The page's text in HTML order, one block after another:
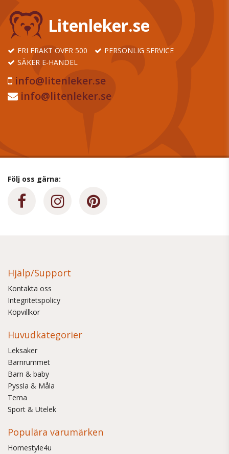
Litenleker.se
FRI FRAKT ÖVER 500
PERSONLIG SERVICE
SÄKER E-HANDEL
info@litenleker.se
info@litenleker.se
Följ oss gärna:
Hjälp/Support
Kontakta oss
Integritetspolicy
Köpvillkor
Huvudkategorier
Leksaker
Barnrummet
Barn & baby
Pyssla & Måla
Tema
Sport & Utelek
Populära varumärken
Homestyle4u